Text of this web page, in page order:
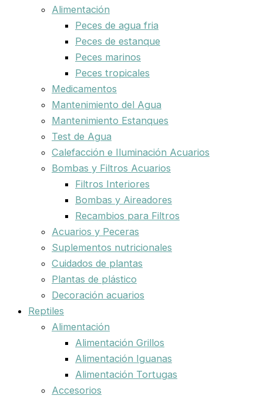
Alimentación
Peces de agua fria
Peces de estanque
Peces marinos
Peces tropicales
Medicamentos
Mantenimiento del Agua
Mantenimiento Estanques
Test de Agua
Calefacción e Iluminación Acuarios
Bombas y Filtros Acuarios
Filtros Interiores
Bombas y Aireadores
Recambios para Filtros
Acuarios y Peceras
Suplementos nutricionales
Cuidados de plantas
Plantas de plástico
Decoración acuarios
Reptiles
Alimentación
Alimentación Grillos
Alimentación Iguanas
Alimentación Tortugas
Accesorios